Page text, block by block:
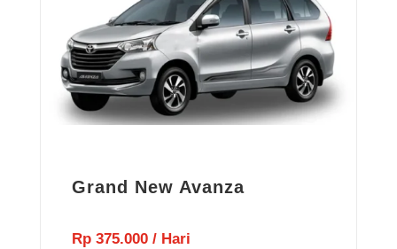
Grand New Avanza
Rp 375.000 / Hari